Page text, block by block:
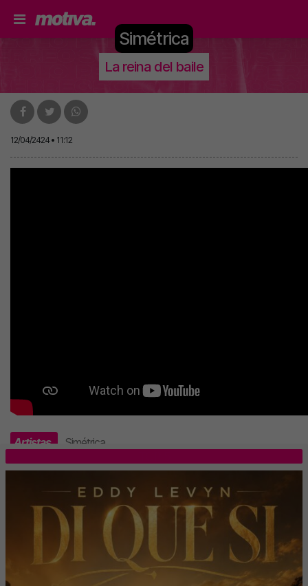
Simétrica
La reina del baile
12/04/2424 • 11:12
Artistas Simétrica